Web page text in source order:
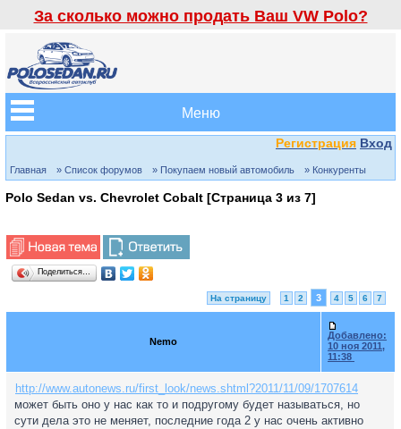
За сколько можно продать Ваш VW Polo?
Меню
Регистрация Вход
Главная » Список форумов » Покупаем новый автомобиль » Конкуренты
Polo Sedan vs. Chevrolet Cobalt [Страница 3 из 7]
Поделиться…
На страницу 1 2 3 4 5 6 7
Nemo
Добавлено:
10 ноя 2011,
11:38
http://www.autonews.ru/first_look/news.shtml?2011/11/09/1707614
может быть оно у нас как то и подругому будет называться, но
сути дела это не меняет, последние года 2 у нас очень активно